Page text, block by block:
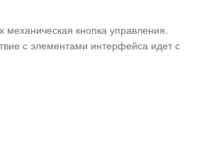
механическая кнопка управления.
с элементами интерфейса идет с